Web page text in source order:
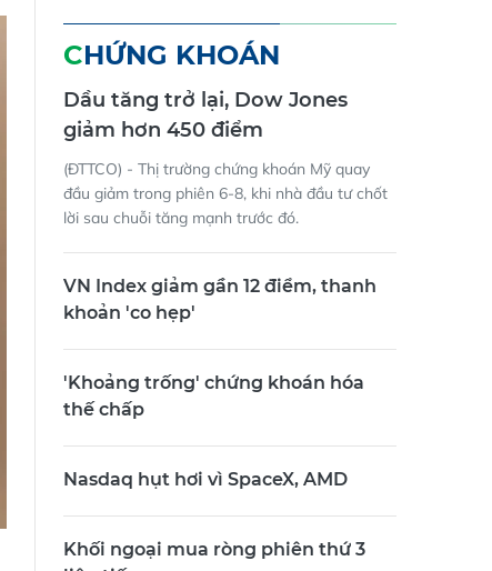
CHỨNG KHOÁN
Dầu tăng trở lại, Dow Jones
giảm hơn 450 điểm
(ĐTTCO) - Thị trường chứng khoán Mỹ quay
đầu giảm trong phiên 6-8, khi nhà đầu tư chốt
lời sau chuỗi tăng mạnh trước đó.
VN Index giảm gần 12 điểm, thanh
khoản 'co hẹp'
'Khoảng trống' chứng khoán hóa
thế chấp
Nasdaq hụt hơi vì SpaceX, AMD
Khối ngoại mua ròng phiên thứ 3